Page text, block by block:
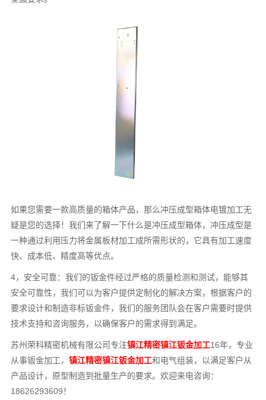
如果您需要一款高质量的箱体产品，那么冲压成型箱体电镀加工无
疑是您的选择！我们来了解一下什么是冲压成型箱体，冲压成型是
一种通过利用压力将金属板材加工成所需形状的，它具有加工速度
快、成本低、精度高等优点。
4，安全可靠：我们的钣金件经过严格的质量检测和测试，能够其
安全可靠性，我们可以为客户提供定制化的解决方案，根据客户的
要求设计和制造非标钣金件，我们的服务团队会在客户需要时提供
技术支持和咨询服务，以确保客户的需求得到满足。
苏州荣科精密机械有限公司专注镇江精密镇江钣金加工16年，专业
从事钣金加工，镇江精密镇江钣金加工和电气组装，以满足客户从
产品设计，原型制造到批量生产的要求。欢迎来电咨询：
18626293609！